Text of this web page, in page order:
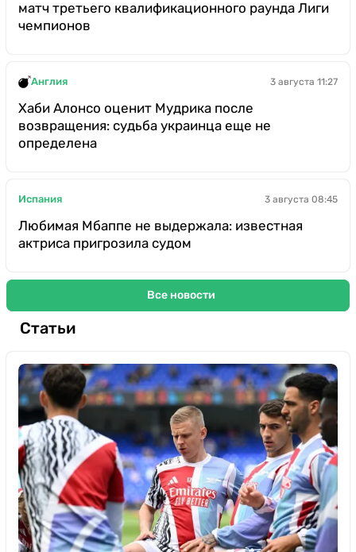
матч третьего квалификационного раунда Лиги
чемпионов
Англия 3 августа 11:27
Хаби Алонсо оценит Мудрика после
возвращения: судьба украинца еще не
определена
Испания 3 августа 08:45
Любимая Мбаппе не выдержала: известная
актриса пригрозила судом
Все новости
Статьи